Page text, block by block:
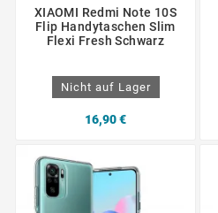
XIAOMI Redmi Note 10S
Flip Handytaschen Slim
Flexi Fresh Schwarz
Nicht auf Lager
16,90 €